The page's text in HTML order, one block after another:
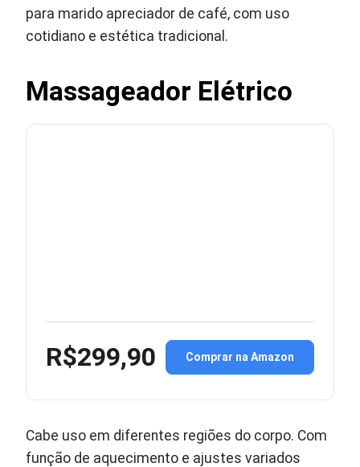
para marido apreciador de café, com uso
cotidiano e estética tradicional.
Massageador Elétrico
R$299,90 Comprar na Amazon
Cabe uso em diferentes regiões do corpo. Com
função de aquecimento e ajustes variados